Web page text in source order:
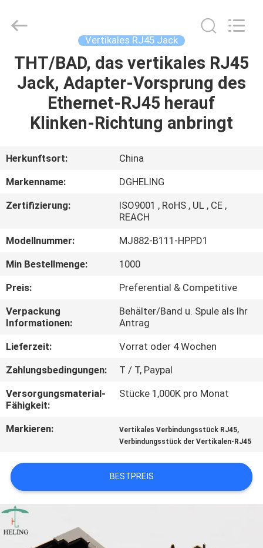
HAUS
PRODUKTE
UNS
AUSFLUG
TRETEN
SIE
MIT
UNS
IN
VERBINDUNG
FORDERN
EIN
ZITAT
SITEMAP
Rights
ECER
Vertikales RJ45 Jack
THT/BAD, das vertikales RJ45
Jack, Adapter-Vorsprung des
Ethernet-RJ45 herauf
Klinken-Richtung anbringt
Herkunftsort:
China
Markenname:
DGHELING
Zertifizierung:
ISO9001 , RoHS , UL , CE ,
REACH
Modellnummer:
MJ882-B111-HPPD1
Min Bestellmenge:
1000
Preis:
Preferential & Competitive
Verpackung
Informationen:
Behälter/Band u. Spule als Ihr
Antrag
Lieferzeit:
Vorrat oder 4 Wochen
Zahlungsbedingungen:
T / T, Paypal
Versorgungsmaterial-
Fähigkeit:
Stücke 1,000K pro Monat
Markieren: Vertikales Verbindungsstück RJ45,
Verbindungsstück der Vertikalen-RJ45
BESTPREIS